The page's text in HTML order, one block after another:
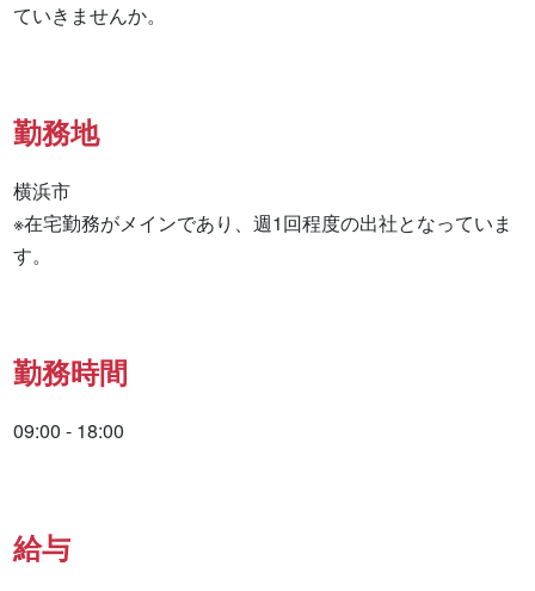
ていきませんか。
勤務地
横浜市
※在宅勤務がメインであり、週1回程度の出社となっていま
す。
勤務時間
09:00 - 18:00
給与